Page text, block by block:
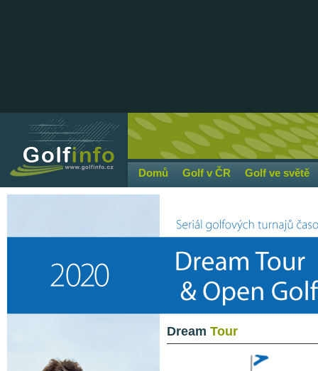
Domů Golf v ČR Golf ve světě
Dream Tour